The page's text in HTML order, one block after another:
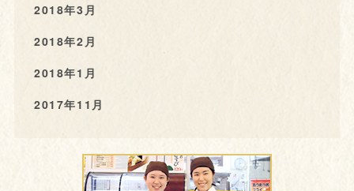
2018年3月
2018年2月
2018年1月
2017年11月